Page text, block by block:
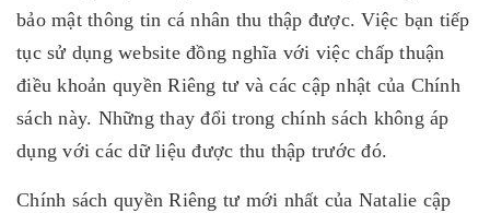
bảo mật thông tin cá nhân thu thập được. Việc bạn tiếp
tục sử dụng website đồng nghĩa với việc chấp thuận
điều khoản quyền Riêng tư và các cập nhật của Chính
sách này. Những thay đổi trong chính sách không áp
dụng với các dữ liệu được thu thập trước đó.
Chính sách quyền Riêng tư mới nhất của Natalie cập